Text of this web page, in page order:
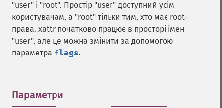
"user" і "root". Простір "user" доступний усім
користувачам, а "root" тільки тим, хто має root-
права. xattr початково працює в просторі імен
"user", але це можна змінити за допомогою
параметра flags.
Параметри